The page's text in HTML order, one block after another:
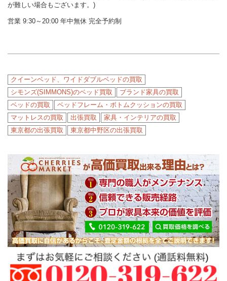
が難しい場合もございます。)
営業 9:30～20:00 年中無休 完全予約制
クイーンベッド、ワイドダブルベッドの買取
シモンズ(SIMMONS)のベッド買取
ブランド家具の買取
ベッドの買取
ベッドフレーム・ボトムクッションの買取
マットレスの買取
出張買取
家具・インテリアの買取
東京都の出張買取
東京都中野区の出張買取